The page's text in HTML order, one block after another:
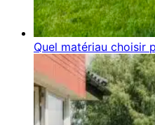
Quel matériau choisir